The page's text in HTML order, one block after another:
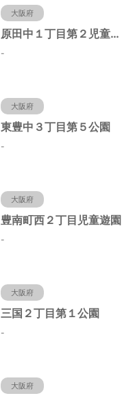
大阪府
原田中１丁目第２児童遊園
-
大阪府
東豊中３丁目第５公園
-
大阪府
豊南町西２丁目児童遊園
-
大阪府
三国２丁目第１公園
-
大阪府